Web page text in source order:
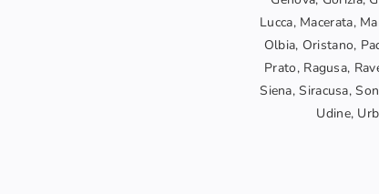
Lucca, Macerata,
Olbia, Oristano,
Prato, Ragusa,
Siena, Siracusa,
Udine,